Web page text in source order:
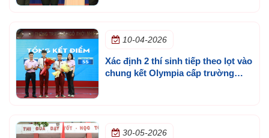
10-04-2026
Xác định 2 thí sinh tiếp theo lọt vào
chung kết Olympia cấp trường
30-05-2026